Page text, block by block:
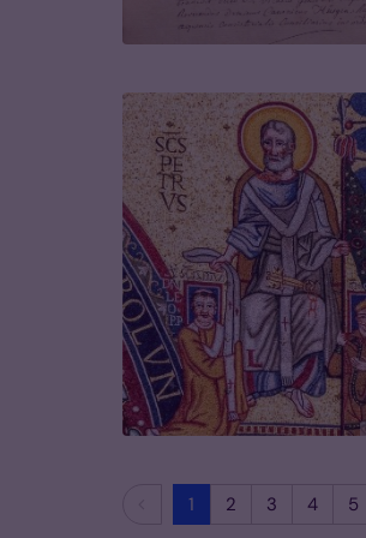
Vorherige Seite
1 2 3 4 5